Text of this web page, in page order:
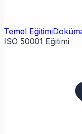
Temel Eğitimi
ISO 50001 Eğitimi